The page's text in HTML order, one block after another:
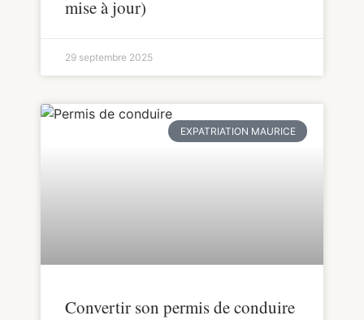
mise à jour)
29 septembre 2025
EXPATRIATION MAURICE
Convertir son permis de conduire